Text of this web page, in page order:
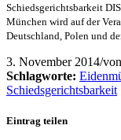
Schiedsgerichtsbarkeit
München wird auf der
Deutschland, Polen und
3. November 2014/von
Schlagworte:
Schiedsgerichtsbarkeit
Eintrag teilen